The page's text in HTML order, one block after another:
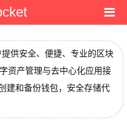
供安全、便捷、专业的区块
资产管理与去中心化应用接
建和备份钱包，安全存储代